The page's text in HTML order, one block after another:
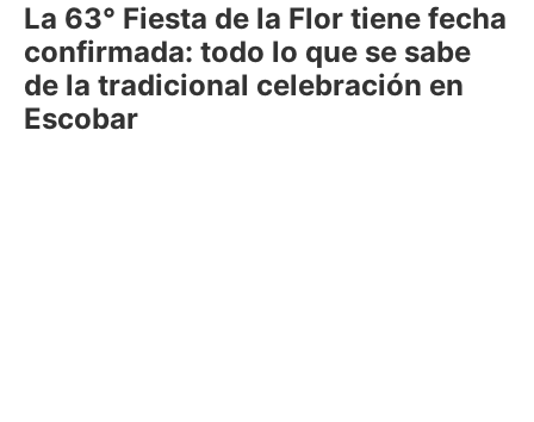
La 63° Fiesta de la Flor tiene fecha
confirmada: todo lo que se sabe
de la tradicional celebración en
Escobar